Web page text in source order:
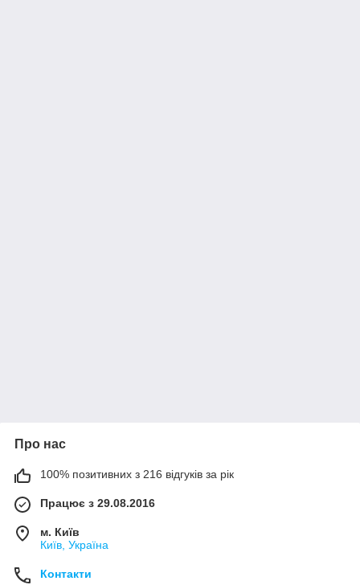
Про нас
100% позитивних з 216 відгуків за рік
Працює з 29.08.2016
м. Київ
Київ, Україна
Контакти